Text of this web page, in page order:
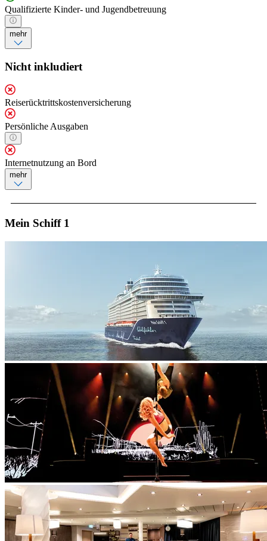
Qualifizierte Kinder- und Jugendbetreuung
mehr
Nicht inkludiert
Reiserücktrittskostenversicherung
Persönliche Ausgaben
Internetnutzung an Bord
mehr
Mein Schiff 1